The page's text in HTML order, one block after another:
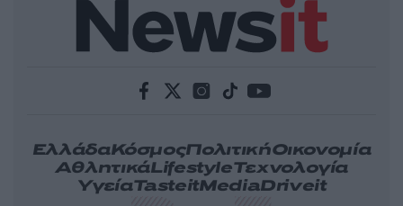
ΕλλάδαΚόσμοςΠολιτικήΟικονομία
ΑθλητικάLifestyleΤεχνολογία
ΥγείαTasteitMediaDriveit